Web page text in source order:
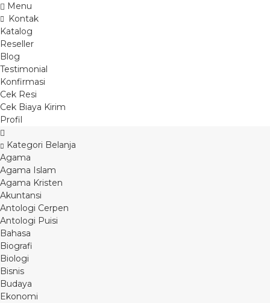
Menu
Kontak
Katalog
Reseller
Blog
Testimonial
Konfirmasi
Cek Resi
Cek Biaya Kirim
Profil
Kategori Belanja
Agama
Agama Islam
Agama Kristen
Akuntansi
Antologi Cerpen
Antologi Puisi
Bahasa
Biografi
Biologi
Bisnis
Budaya
Ekonomi